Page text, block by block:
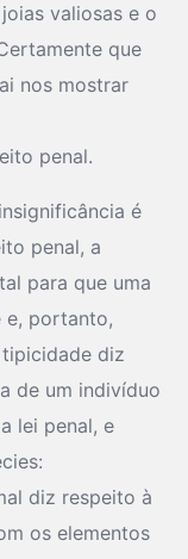
valiosas e o
que
nos mostrar
penal.
é
penal, a
para que uma
e, portanto,
diz
de um indivíduo
lei penal, e
diz respeito à
os elementos